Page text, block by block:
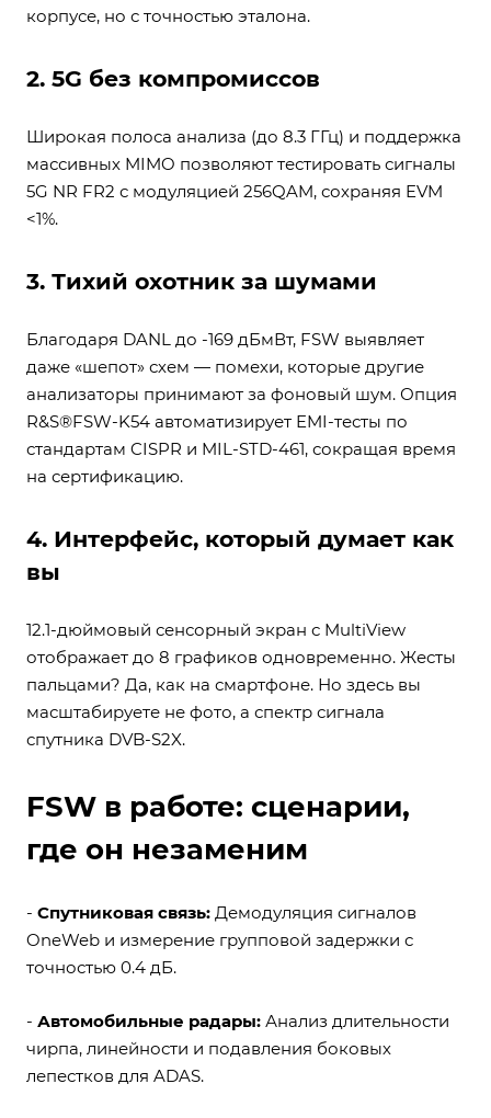
корпусе, но с точностью эталона.
2. 5G без компромиссов
Широкая полоса анализа (до 8.3 ГГц) и поддержка
массивных MIMO позволяют тестировать сигналы
5G NR FR2 с модуляцией 256QAM, сохраняя EVM
<1%.
3. Тихий охотник за шумами
Благодаря DANL до -169 дБмВт, FSW выявляет
даже «шепот» схем — помехи, которые другие
анализаторы принимают за фоновый шум. Опция
R&S®FSW-K54 автоматизирует EMI-тесты по
стандартам CISPR и MIL-STD-461, сокращая время
на сертификацию.
4. Интерфейс, который думает как
вы
12.1-дюймовый сенсорный экран с MultiView
отображает до 8 графиков одновременно. Жесты
пальцами? Да, как на смартфоне. Но здесь вы
масштабируете не фото, а спектр сигнала
спутника DVB-S2X.
FSW в работе: сценарии,
где он незаменим
- Спутниковая связь: Демодуляция сигналов
OneWeb и измерение групповой задержки с
точностью 0.4 дБ.
- Автомобильные радары: Анализ длительности
чирпа, линейности и подавления боковых
лепестков для ADAS.